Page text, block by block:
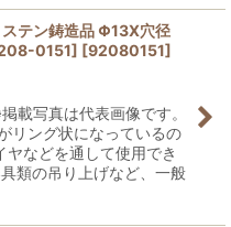
テン鋳造品 Φ13X穴径
0151] [92080151]
載写真は代表画像です。
リング状になっているの
ヤなどを通して使用でき
類の吊り上げなど、一般